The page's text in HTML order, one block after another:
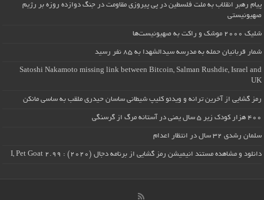
پیام رهبر انقلاب به ملت فلسطین در پی پیروزی مقاومت در جنگ دوازده روزه بر رژیم
صهیونیستی
شلیک ۲۰۰۰ موشک و راکت به صهیونیست‌ها
شمار قربانیان حمله به مدرسه سیدالشهدا به ۸۵ نفر رسید
Satoshi Nakamoto missing link between Bitcoin, Salman Rushdie, Israel and
UK
رمز گشایی از آخرین ترانه و ویدئو کلیپ شیطانی ساسان حیدری ملقب به ساسی مانکن
۴۰۰ هزار کودک زیر ۵ سال یمنی در آستانه مرگ از گرسنگی
سلمان رشدی ۳۲ سال در انتظار اعدام
دانلود و مشاهده مستند انیمیشن رمز گشایی از برنامه دجال (۲۰۲۰) : I, Pet Goat 2.99